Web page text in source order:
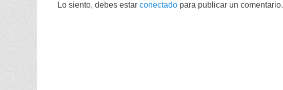
Lo siento, debes estar conectado para publicar un comentario.